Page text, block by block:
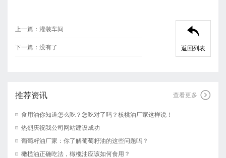
上一篇： 灌装车间
下一篇： 没有了

返回列表
推荐资讯 查看更多 
食用油你知道怎么吃？您吃对了吗？核桃油厂家这样说！
热烈庆祝我公司网站建设成功
葡萄籽油厂家：你了解葡萄籽油的这些问题吗？
橄榄油正确吃法，橄榄油应该如何食用？